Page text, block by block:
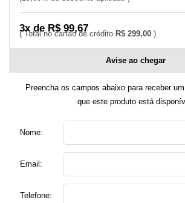
R$ 299,00
3x de R$ 99,67
Avise ao chegar
Preencha os campos abaixo para receber
que este produto está
Nome:
Email:
Telefone: